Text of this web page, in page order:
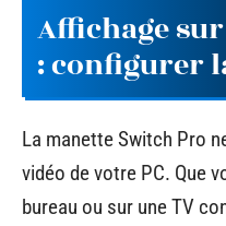
Affichage
: configurer
La manette Switch Pro
vidéo de votre PC. Que
bureau ou sur une TV